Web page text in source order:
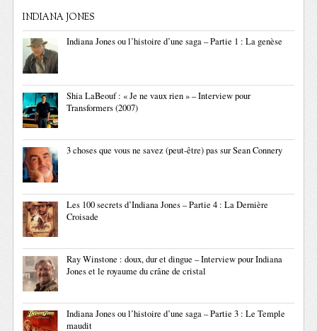
INDIANA JONES
Indiana Jones ou l’histoire d’une saga – Partie 1 : La genèse
Shia LaBeouf : « Je ne vaux rien » – Interview pour
Transformers (2007)
3 choses que vous ne savez (peut-être) pas sur Sean Connery
Les 100 secrets d’Indiana Jones – Partie 4 : La Dernière
Croisade
Ray Winstone : doux, dur et dingue – Interview pour Indiana
Jones et le royaume du crâne de cristal
Indiana Jones ou l’histoire d’une saga – Partie 3 : Le Temple
maudit